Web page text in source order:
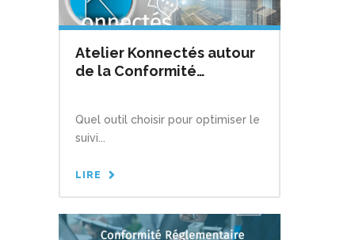
Atelier Konnectés autour
de la Conformité
Quel outil choisir pour optimiser le
suivi...
LIRE